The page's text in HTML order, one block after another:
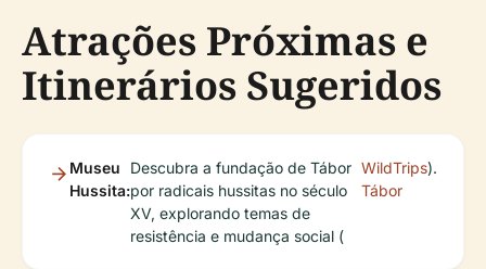
Atrações Próximas e
Itinerários Sugeridos
Museu
Hussita:
Descubra a fundação de Tábor
por radicais hussitas no século
XV, explorando temas de
resistência e mudança social (
WildTrips
Tábor
).